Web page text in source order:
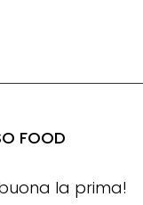
FOOD
la prima!